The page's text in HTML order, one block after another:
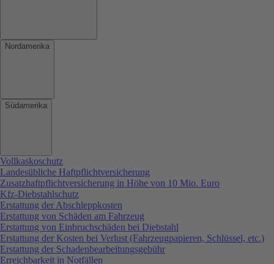
Nordamerika
Südamerika
Vollkaskoschutz
Landesübliche Haftpflichtversicherung
Zusatzhaftpflichtversicherung in Höhe von 10 Mio. Euro
Kfz-Diebstahlschutz
Erstattung der Abschleppkosten
Erstattung von Schäden am Fahrzeug
Erstattung von Einbruchschäden bei Diebstahl
Erstattung der Kosten bei Verlust (Fahrzeugpapieren, Schlüssel, etc.)
Erstattung der Schadenbearbeitungsgebühr
Erreichbarkeit in Notfällen